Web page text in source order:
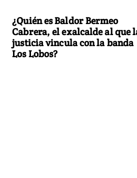
¿Quién es Baldor Bermeo
Cabrera, el exalcalde al que
justicia vincula con la banda
Los Lobos?